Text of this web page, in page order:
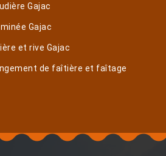
Gajac
Gajac
et rive Gajac
de faîtière et faîtage